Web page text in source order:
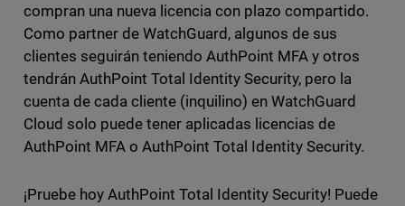
compran una nueva licencia con plazo compartido.
Como partner de WatchGuard, algunos de sus
clientes seguirán teniendo AuthPoint MFA y otros
tendrán AuthPoint Total Identity Security, pero la
cuenta de cada cliente (inquilino) en WatchGuard
Cloud solo puede tener aplicadas licencias de
AuthPoint MFA o AuthPoint Total Identity Security.
¡Pruebe hoy AuthPoint Total Identity Security! Puede